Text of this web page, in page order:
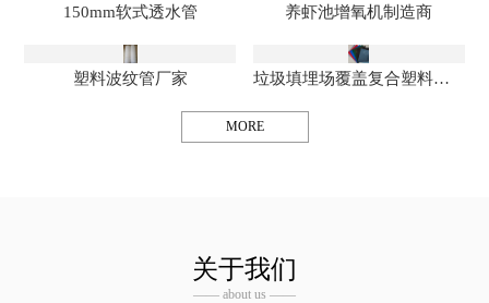
150mm软式透水管 养虾池增氧机制造商
塑料波纹管厂家 垃圾填埋场覆盖复合塑料编织布
MORE
关于我们
—— about us ——